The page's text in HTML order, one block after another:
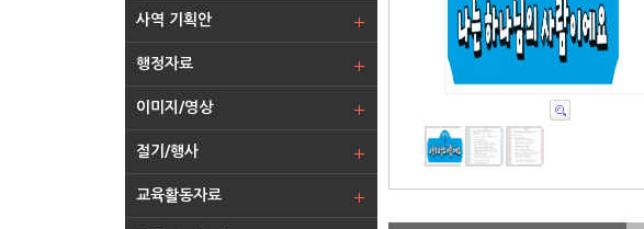
사역 기획안
행정자료
이미지/영상
절기/행사
교육활동자료